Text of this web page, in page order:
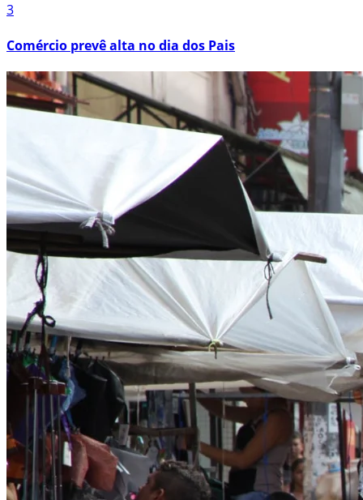
3
Comércio prevê alta no dia dos Pais